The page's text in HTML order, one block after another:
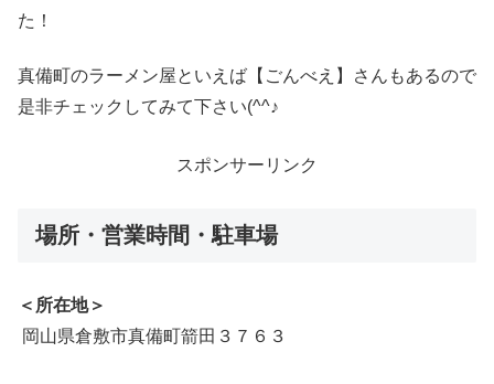
た！
真備町のラーメン屋といえば【ごんべえ】さんもあるので
是非チェックしてみて下さい(^^♪
スポンサーリンク
場所・営業時間・駐車場
＜所在地＞
岡山県倉敷市真備町箭田３７６３